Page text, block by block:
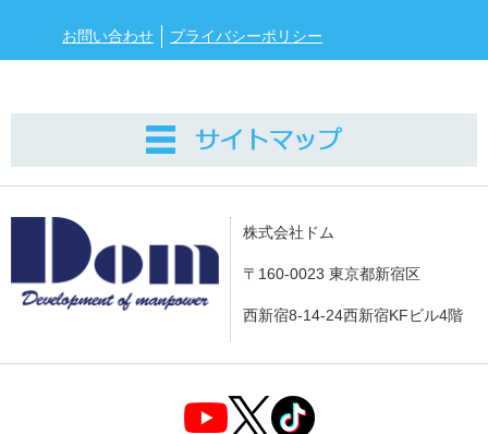
お問い合わせ プライバシーポリシー
株式会社ドム
〒160-0023 東京都新宿区
西新宿8-14-24西新宿KFビル4階